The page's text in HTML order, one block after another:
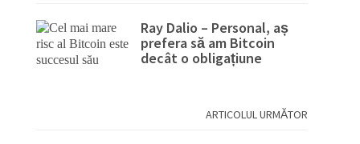
Ray Dalio – Personal, aș
prefera să am Bitcoin
decât o obligațiune
ARTICOLUL URMĂTOR